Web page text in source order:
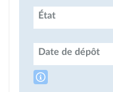
État
Date de dépôt